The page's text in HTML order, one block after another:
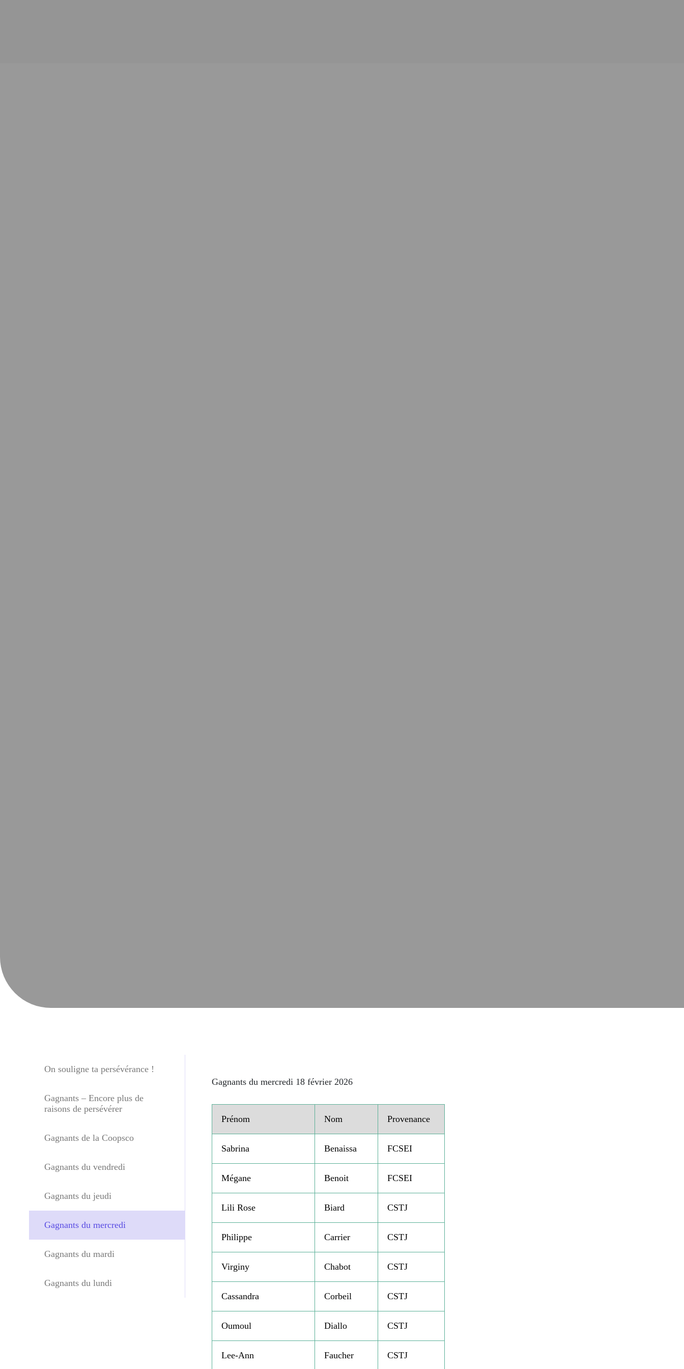
Gagnants du mercredi 18 février 2026
Prénom Nom Provenance
Sabrina Benaissa FCSEI
Mégane Benoit FCSEI
Lili Rose Biard CSTJ
Philippe Carrier CSTJ
Virginy Chabot CSTJ
Cassandra Corbeil CSTJ
Oumoul Diallo CSTJ
Lee-Ann Faucher CSTJ
On souligne ta persévérance !
Gagnants – Encore plus de
raisons de persévérer
Gagnants de la Coopsco
Gagnants du vendredi
Gagnants du jeudi
Gagnants du mercredi
Gagnants du mardi
Gagnants du lundi